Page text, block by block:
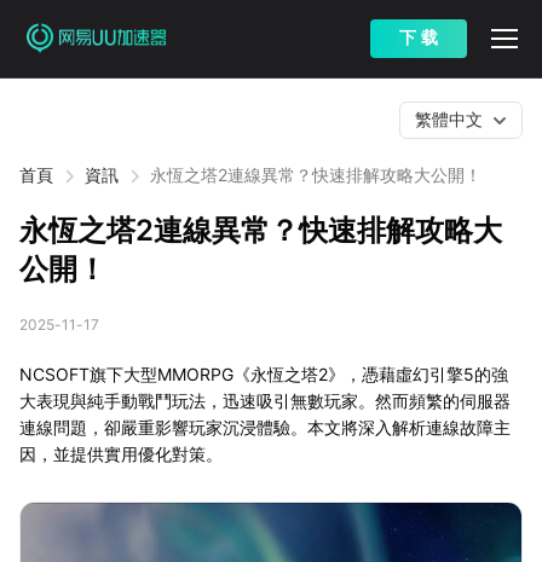
下 载
首頁 資訊 永恆之塔2連線異常？快速排解攻略大公開！
繁體中文
永恆之塔2連線異常？快速排解攻略大
公開！
2025-11-17
NCSOFT旗下大型MMORPG《永恆之塔2》，憑藉虛幻引擎5的強
大表現與純手動戰鬥玩法，迅速吸引無數玩家。然而頻繁的伺服器
連線問題，卻嚴重影響玩家沉浸體驗。本文將深入解析連線故障主
因，並提供實用優化對策。